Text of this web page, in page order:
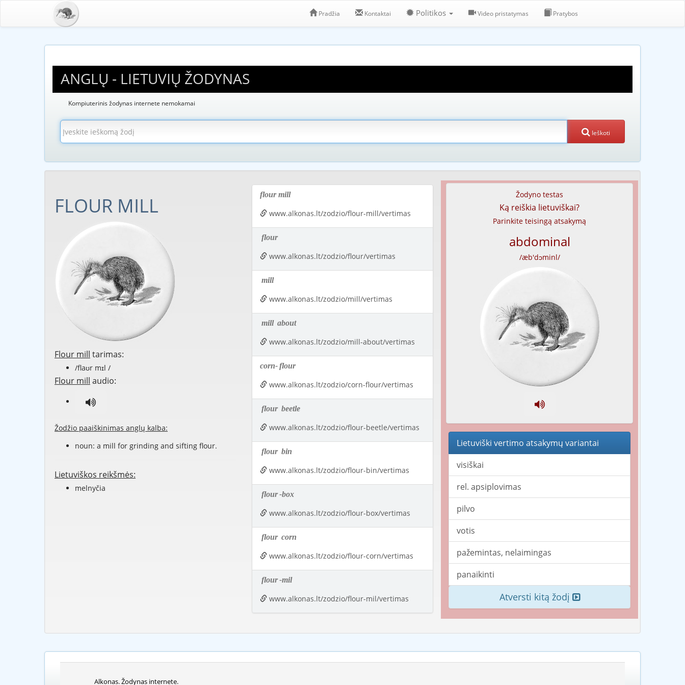
Pradžia Kontaktai Politikos Video pristatymas Pratybos
ANGLŲ - LIETUVIŲ ŽODYNAS
Kompiuterinis žodynas internete nemokamai
Ieškoti
FLOUR MILL
Flour mill tarimas:
/flaʊr mɪl /
Flour mill audio:
Žodžio paaiškinimas anglų kalba:
noun: a mill for grinding and sifting flour.
Lietuviškos reikšmės:
melnyčia
flour mill
www.alkonas.lt/zodzio/flour-mill/vertimas
flour
www.alkonas.lt/zodzio/flour/vertimas
mill
www.alkonas.lt/zodzio/mill/vertimas
mill about
www.alkonas.lt/zodzio/mill-about/vertimas
corn-flour
www.alkonas.lt/zodzio/corn-flour/vertimas
flour beetle
www.alkonas.lt/zodzio/flour-beetle/vertimas
flour bin
www.alkonas.lt/zodzio/flour-bin/vertimas
flour-box
www.alkonas.lt/zodzio/flour-box/vertimas
flour corn
www.alkonas.lt/zodzio/flour-corn/vertimas
flour-mil
www.alkonas.lt/zodzio/flour-mil/vertimas
Žodyno testas
Ką reiškia lietuviškai?
Parinkite teisingą atsakymą
abdominal
/æb'dɔminl/
Lietuviški vertimo atsakymų variantai
visiškai
rel. apsiplovimas
pilvo
votis
pažemintas, nelaimingas
panaikinti
Atversti kitą žodį
Alkonas. Žodynas internete.